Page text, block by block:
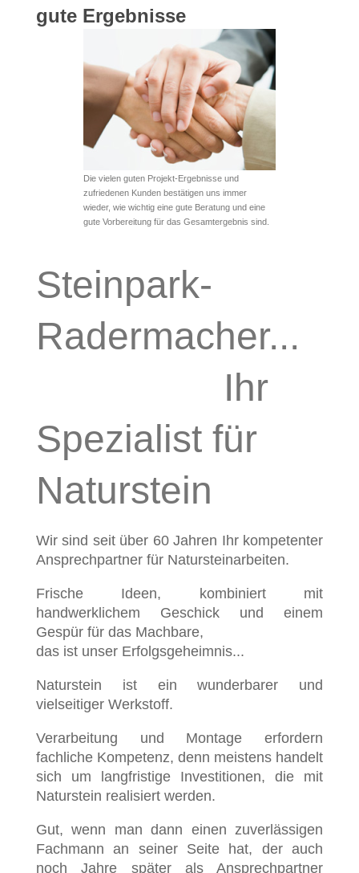
gute Ergebnisse
Die vielen guten Projekt-Ergebnisse und
zufriedenen Kunden bestätigen uns immer
wieder, wie wichtig eine gute Beratung und eine
gute Vorbereitung für das Gesamtergebnis sind.
Steinpark-
Radermacher...
Ihr
Spezialist für
Naturstein
Wir sind seit über 60 Jahren Ihr kompetenter
Ansprechpartner für Natursteinarbeiten.
Frische Ideen, kombiniert mit
handwerklichem Geschick und einem
Gespür für das Machbare,
das ist unser Erfolgsgeheimnis...
Naturstein ist ein wunderbarer und
vielseitiger Werkstoff.
Verarbeitung und Montage erfordern
fachliche Kompetenz, denn meistens handelt
sich um langfristige Investitionen, die mit
Naturstein realisiert werden.
Gut, wenn man dann einen zuverlässigen
Fachmann an seiner Seite hat, der auch
noch Jahre später als Ansprechpartner